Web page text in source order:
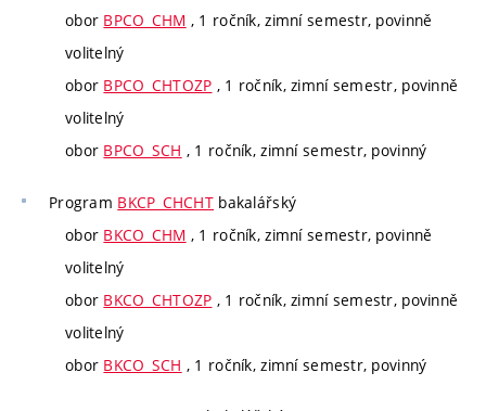
obor BPCO_CHM , 1 ročník, zimní semestr, povinně
volitelný
obor BPCO_CHTOZP , 1 ročník, zimní semestr, povinně
volitelný
obor BPCO_SCH , 1 ročník, zimní semestr, povinný
Program BKCP_CHCHT bakalářský
obor BKCO_CHM , 1 ročník, zimní semestr, povinně
volitelný
obor BKCO_CHTOZP , 1 ročník, zimní semestr, povinně
volitelný
obor BKCO_SCH , 1 ročník, zimní semestr, povinný